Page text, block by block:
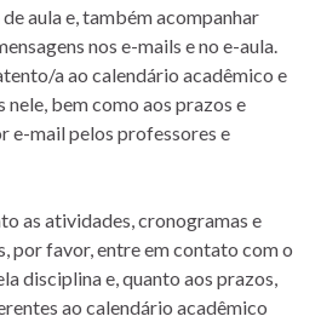
aula e, também acompanhar
nos e-mails e no e-aula.
a ao calendário acadêmico e
bem como aos prazos e
e-mail pelos professores e
as atividades, cronogramas e
por favor, entre em contato com o
disciplina e, quanto aos prazos,
ao calendário acadêmico